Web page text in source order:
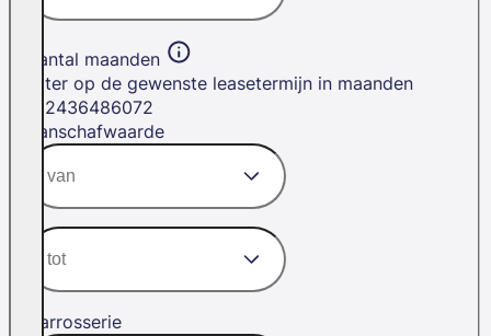
Aantal maanden
Filter op de gewenste leasetermijn in maanden
2436486072
Aanschafwaarde
Carrosserie